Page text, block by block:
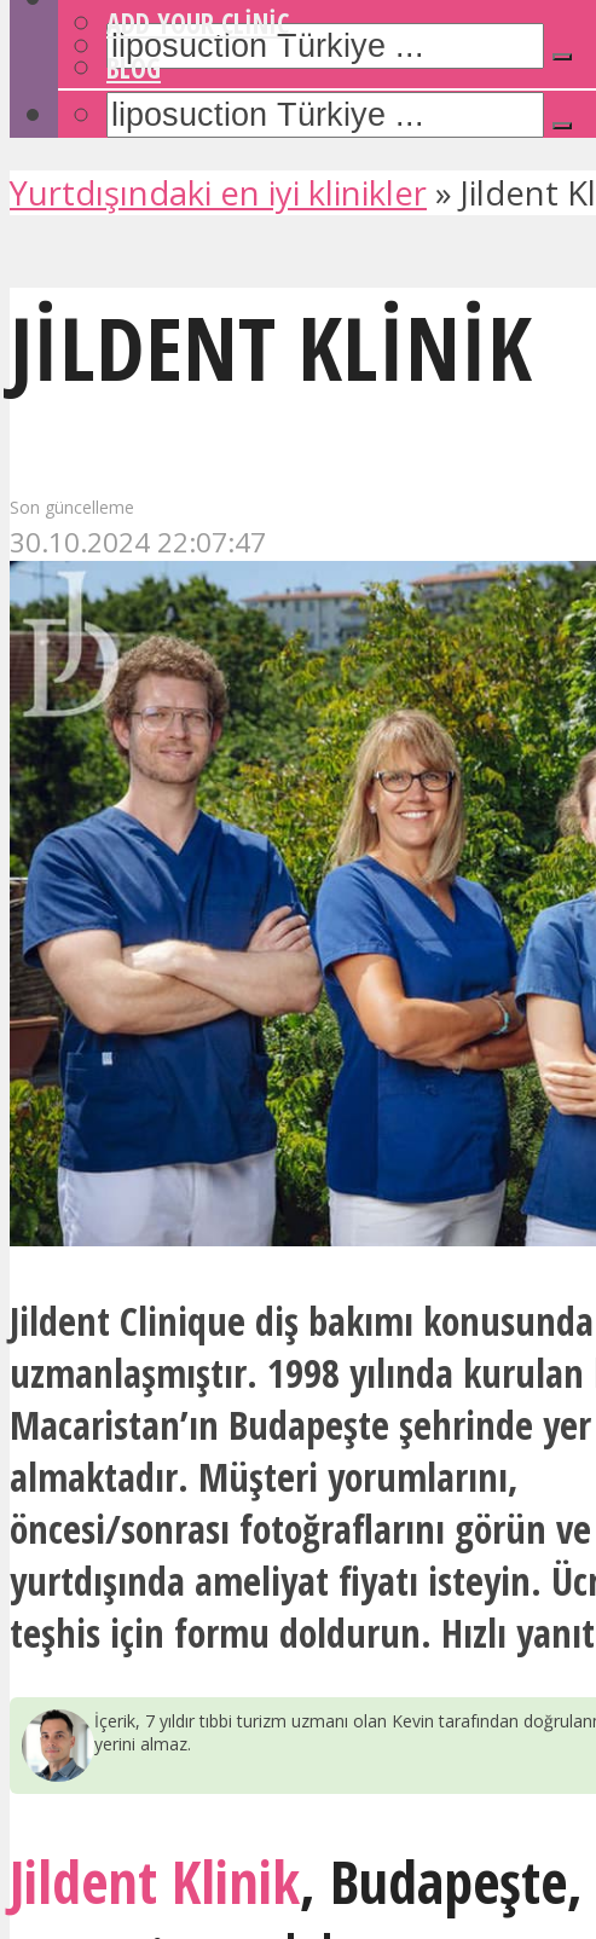
ADD YOUR CLINIC
BLOG
Yurtdışındaki en iyi klinikler » Jildent
JILDENT KLINIK
Son güncelleme
30.10.2024 22:07:47
Jildent Clinique diş bakımı konusunda
uzmanlaşmıştır. 1998 yılında
Macaristan’ın Budapeşte şehrinde yer
almaktadır. Müşteri yorumlarını,
öncesi/sonrası fotoğraflarını görün ve
yurtdışında ameliyat fiyatı isteyin.
teşhis için formu doldurun. Hızlı
İçerik, 7 yıldır tıbbi turizm uzmanı olan Kevin tarafından
yerini almaz.
Jildent Klinik, Budapeşte,